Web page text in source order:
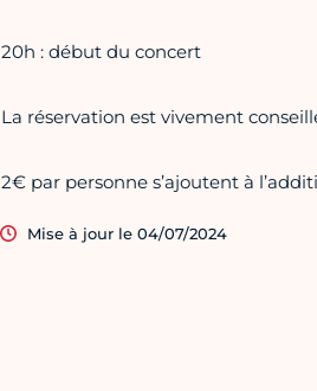
20h : début du concert
La réservation est vivement
2€ par personne s’ajoutent à
Mise à jour le 04/07/2024